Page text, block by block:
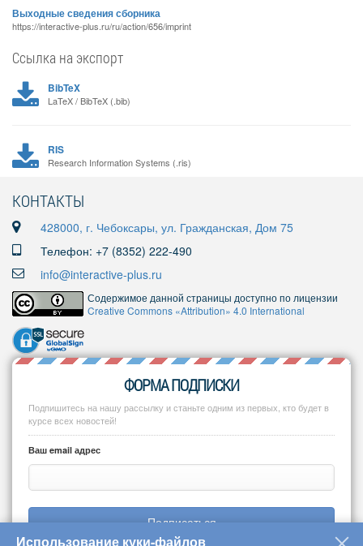
Выходные сведения сборника
https://interactive-plus.ru/ru/action/656/imprint
Ссылка на экспорт
BibTeX
LaTeX / BibTeX (.bib)
RIS
Research Information Systems (.ris)
КОНТАКТЫ
428000, г. Чебоксары, ул. Гражданская, Дом 75
Телефон: +7 (8352) 222-490
info@interactive-plus.ru
Содержимое данной страницы доступно по лицензии
Creative Commons «Attribution» 4.0 International
ФОРМА ПОДПИСКИ
Подпишитесь на нашу рассылку и станьте одним из первых, кто будет в
курсе всех новостей!
Ваш email адрес
Подписаться
Использование куки-файлов